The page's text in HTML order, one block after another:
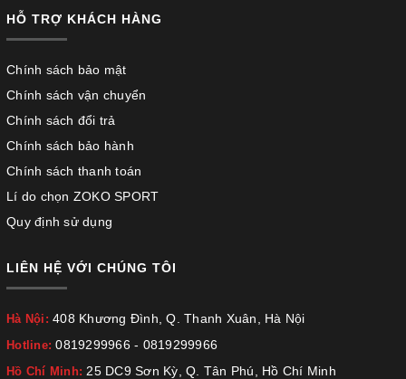
HỖ TRỢ KHÁCH HÀNG
Chính sách bảo mật
Chính sách vận chuyển
Chính sách đổi trả
Chính sách bảo hành
Chính sách thanh toán
Lí do chọn ZOKO SPORT
Quy định sử dụng
LIÊN HỆ VỚI CHÚNG TÔI
Hà Nội: 408 Khương Đình, Q. Thanh Xuân, Hà Nội
Hotline:0819299966 - 0819299966
Hồ Chí Minh: 25 DC9 Sơn Kỳ, Q. Tân Phú, Hồ Chí Minh